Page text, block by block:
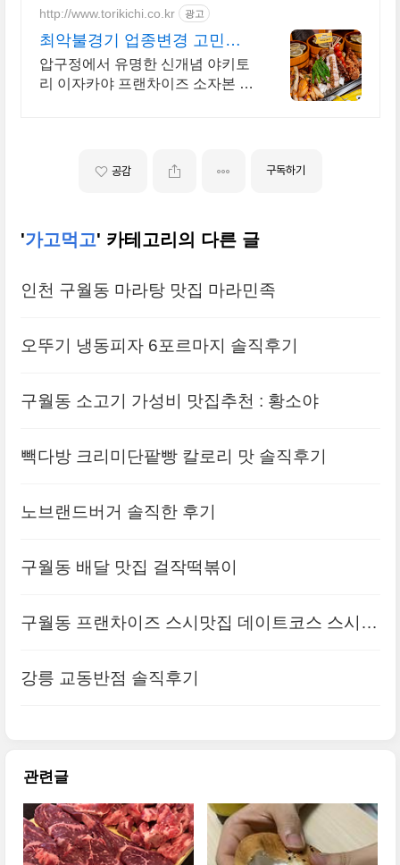
http://www.torikichi.co.kr 광고
최악불경기 업종변경 고민해
결 아직도 창업 망설이시나요?
압구정에서 유명한 신개념 야키토
리 이자카야 프랜차이즈 소자본 최
공감 구독하기
'가고먹고' 카테고리의 다른 글
인천 구월동 마라탕 맛집 마라민족
오뚜기 냉동피자 6포르마지 솔직후기
구월동 소고기 가성비 맛집추천 : 황소야
빽다방 크리미단팥빵 칼로리 맛 솔직후기
노브랜드버거 솔직한 후기
구월동 배달 맛집 걸작떡볶이
구월동 프랜차이즈 스시맛집 데이트코스 스시웨
강릉 교동반점 솔직후기
관련글